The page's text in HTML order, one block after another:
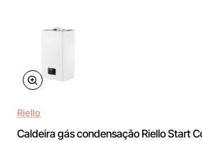
Riello
Caldeira gás condensação Riello Start